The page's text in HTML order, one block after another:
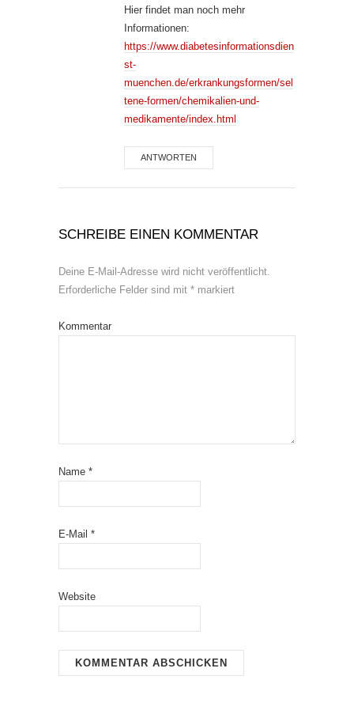
Hier findet man noch mehr
Informationen:
https://www.diabetesinformationsdien
st-
muenchen.de/erkrankungsformen/sel
tene-formen/chemikalien-und-
medikamente/index.html
ANTWORTEN
SCHREIBE EINEN KOMMENTAR
Deine E-Mail-Adresse wird nicht veröffentlicht.
Erforderliche Felder sind mit * markiert
Kommentar
Name *
E-Mail *
Website